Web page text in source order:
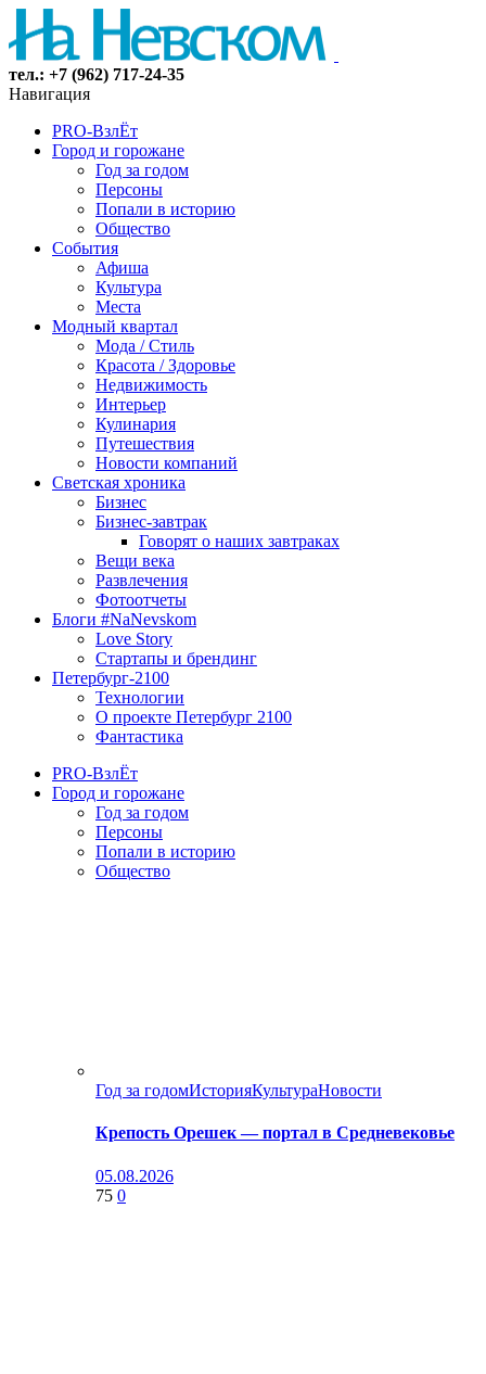
тел.: +7 (962) 717-24-35
Навигация
PRO-ВзлЁт
Город и горожане
Год за годом
Персоны
Попали в историю
Общество
События
Афиша
Культура
Места
Модный квартал
Мода / Стиль
Красота / Здоровье
Недвижимость
Интерьер
Кулинария
Путешествия
Новости компаний
Светская хроника
Бизнес
Бизнес-завтрак
Говорят о наших завтраках
Вещи века
Развлечения
Фотоотчеты
Блоги #NaNevskom
Love Story
Стартапы и брендинг
Петербург-2100
Технологии
О проекте Петербург 2100
Фантастика
PRO-ВзлЁт
Город и горожане
Год за годом
Персоны
Попали в историю
Общество
Год за годомИсторияКультураНовости
Крепость Орешек — портал в Средневековье
05.08.2026
75 0